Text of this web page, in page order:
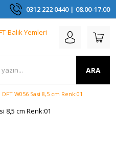
0312 222 0440 | 08.00-17.00
ARA
DFT W056 Sasi 8,5 cm Renk:01